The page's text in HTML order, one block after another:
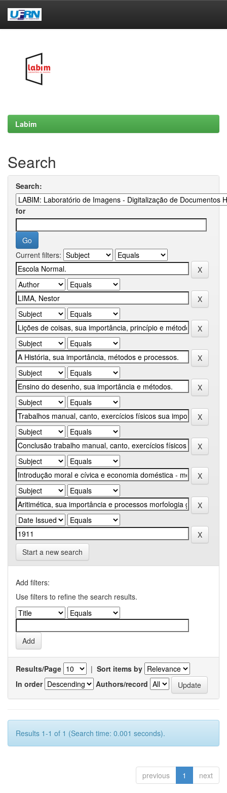
Labim
Search
Search:
for
Current filters:
Start a new search
Add filters:
Use filters to refine the search results.
Results/Page | Sort items by
In order
Authors/record
Results 1-1 of 1 (Search time: 0.001 seconds).
previous 1 next